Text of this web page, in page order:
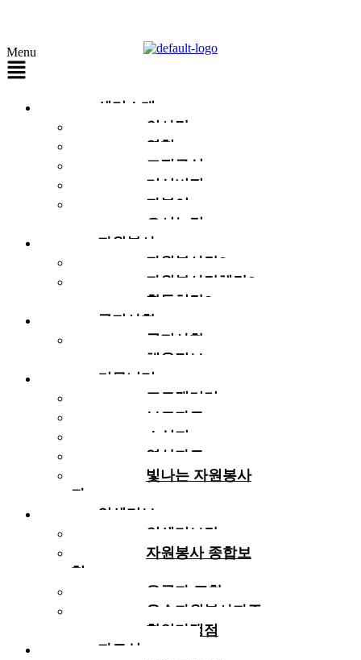
Menu
센터소개
인사말
연혁
조직구성
미션비전
자봉이
오시는길
자원봉사
자원봉사란?
자원봉사단체란?
활동처란?
공지사항
공지사항
채용정보
커뮤니티
포토갤러리
보도자료
소식지
영상자료
빛나는 자원봉사
자
인센티브
인센티브란
자원봉사 종합보
험
유공자 표창
우수자원봉사자증
할인가맹점
자료실